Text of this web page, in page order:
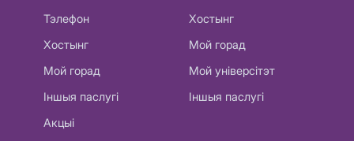
Тэлефон
Хостынг
Мой горад
Іншыя паслугі
Акцыі
Хостынг
Мой горад
Мой універсітэт
Іншыя паслугі